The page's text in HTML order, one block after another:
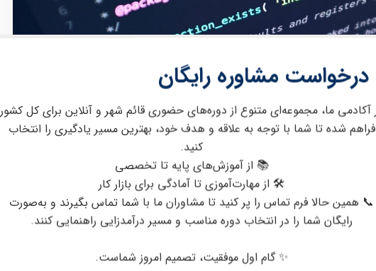
درخواست مشاوره رایگان
آکادمی ما، مجموعه‌ای متنوع از دوره‌های حضوری قائم شهر و آنلاین برای کل کشور
فراهم شده تا شما با توجه به علاقه و هدف خود، بهترین مسیر یادگیری را انتخاب
کنید.
📚 از آموزش‌های پایه تا تخصصی
🛠 از مهارت‌آموزی تا آمادگی برای بازار کار
📞 همین حالا فرم تماس را پر کنید تا مشاوران ما با شما تماس بگیرند و به‌صورت
رایگان شما را در انتخاب دوره مناسب و مسیر درآمدزایی راهنمایی کنند.
✨ گام اول موفقیت، تصمیم امروز شماست.